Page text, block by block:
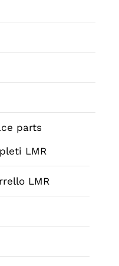
parts
LMR
LMR